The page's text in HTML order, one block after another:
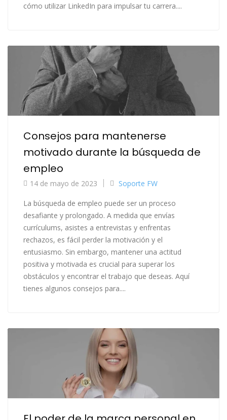
cómo utilizar LinkedIn para impulsar tu carrera....
Consejos para mantenerse
motivado durante la búsqueda de
empleo
14 de mayo de 2023 Soporte FW
La búsqueda de empleo puede ser un proceso
desafiante y prolongado. A medida que envías
currículums, asistes a entrevistas y enfrentas
rechazos, es fácil perder la motivación y el
entusiasmo. Sin embargo, mantener una actitud
positiva y motivada es crucial para superar los
obstáculos y encontrar el trabajo que deseas. Aquí
tienes algunos consejos para....